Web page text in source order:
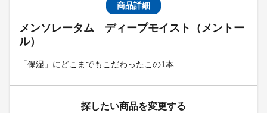
商品詳細
メンソレータム ディープモイスト（メントー
ル）
「保湿」にどこまでもこだわったこの1本
探したい商品を変更する